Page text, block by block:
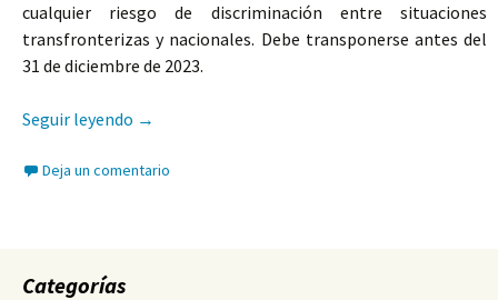
cualquier riesgo de discriminación entre situaciones
transfronterizas y nacionales. Debe transponerse antes del
31 de diciembre de 2023.
Seguir leyendo Tributación mínima global: un límite a la
→
Deja un comentario
Categorías